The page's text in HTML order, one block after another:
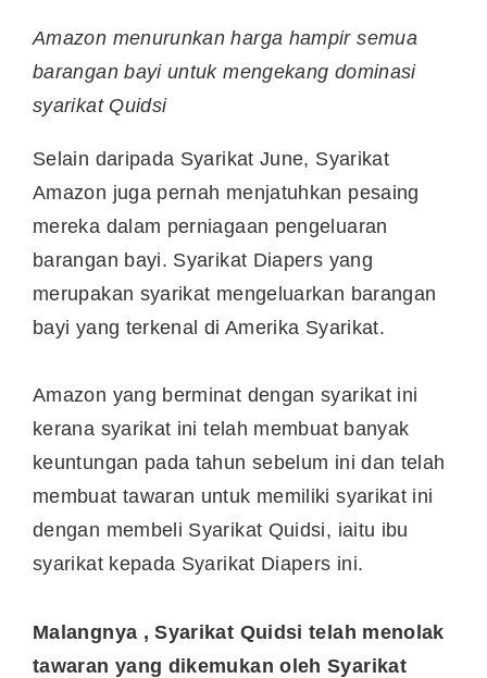
Amazon menurunkan harga hampir semua
barangan bayi untuk mengekang dominasi
syarikat Quidsi
Selain daripada Syarikat June, Syarikat
Amazon juga pernah menjatuhkan pesaing
mereka dalam perniagaan pengeluaran
barangan bayi. Syarikat Diapers yang
merupakan syarikat mengeluarkan barangan
bayi yang terkenal di Amerika Syarikat.
Amazon yang berminat dengan syarikat ini
kerana syarikat ini telah membuat banyak
keuntungan pada tahun sebelum ini dan telah
membuat tawaran untuk memiliki syarikat ini
dengan membeli Syarikat Quidsi, iaitu ibu
syarikat kepada Syarikat Diapers ini.
Malangnya , Syarikat Quidsi telah menolak
tawaran yang dikemukan oleh Syarikat